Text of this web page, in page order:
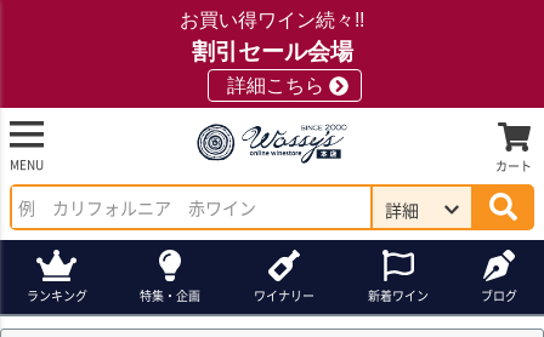
お買い得ワイン続々!!
割引セール会場
詳細こちら
MENU カート
詳細
ランキング 特集・企画 ワイナリー 新着ワイン ブログ